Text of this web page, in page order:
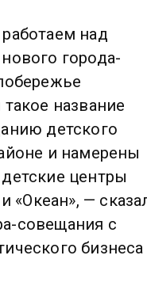
над
города-
название
детского
и намерены
центры
«Океан», —
совещания с
бизнеса